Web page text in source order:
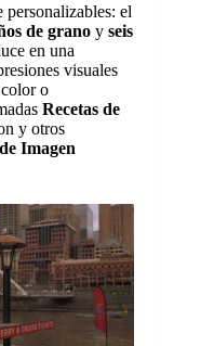
personalizables: el
de grano y seis
en una
visuales
o
Recetas de
y otros
Imagen